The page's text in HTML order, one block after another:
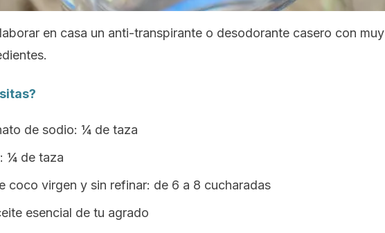
en casa un anti-transpirante o desodorante casero con muy
de sodio: ¼ de taza
¼ de taza
coco virgen y sin refinar: de 6 a 8 cucharadas
esencial de tu agrado